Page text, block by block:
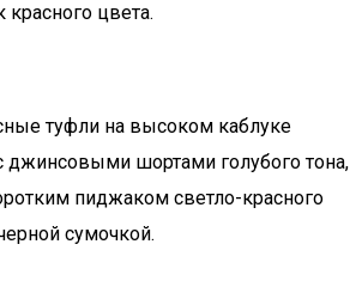
красного цвета.
туфли на высоком каблуке
джинсовыми шортами голубого тона,
пиджаком светло-красного
сумочкой.